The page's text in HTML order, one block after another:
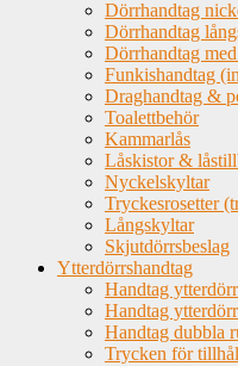
Dörrhandtag
Dörrhandtag
Dörrhandtag
Funkishandtag
Draghandtag &
Toalettbehör
Kammarlås
Låskistor &
Nyckelskyltar
Tryckesrosetter
Långskyltar
Skjutdörrsbeslag
Ytterdörrshandtag
Handtag
Handtag
Handtag dubbla
Trycken för